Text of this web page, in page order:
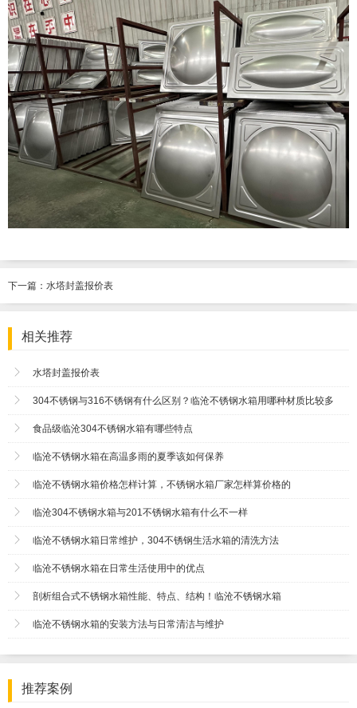
下一篇：水塔封盖报价表
相关推荐
水塔封盖报价表
304不锈钢与316不锈钢有什么区别？临沧不锈钢水箱用哪种材质比较多
食品级临沧304不锈钢水箱有哪些特点
临沧不锈钢水箱在高温多雨的夏季该如何保养
临沧不锈钢水箱价格怎样计算，不锈钢水箱厂家怎样算价格的
临沧304不锈钢水箱与201不锈钢水箱有什么不一样
临沧不锈钢水箱日常维护，304不锈钢生活水箱的清洗方法
临沧不锈钢水箱在日常生活使用中的优点
剖析组合式不锈钢水箱性能、特点、结构！临沧不锈钢水箱
临沧不锈钢水箱的安装方法与日常清洁与维护
推荐案例